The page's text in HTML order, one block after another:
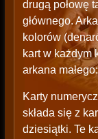
drugą połowę
głównego.
kolorów
kart w każdym
arkana małego:
Karty
składa się z
dziesiątki. Te